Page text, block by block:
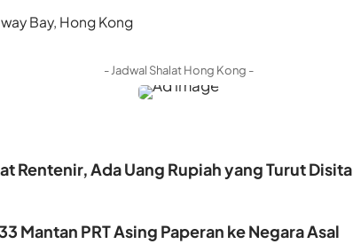
Bay, Hong Kong
- Jadwal Shalat Hong Kong -
Rentenir, Ada Uang Rupiah yang Turut Disita
Mantan PRT Asing Paperan ke Negara Asal